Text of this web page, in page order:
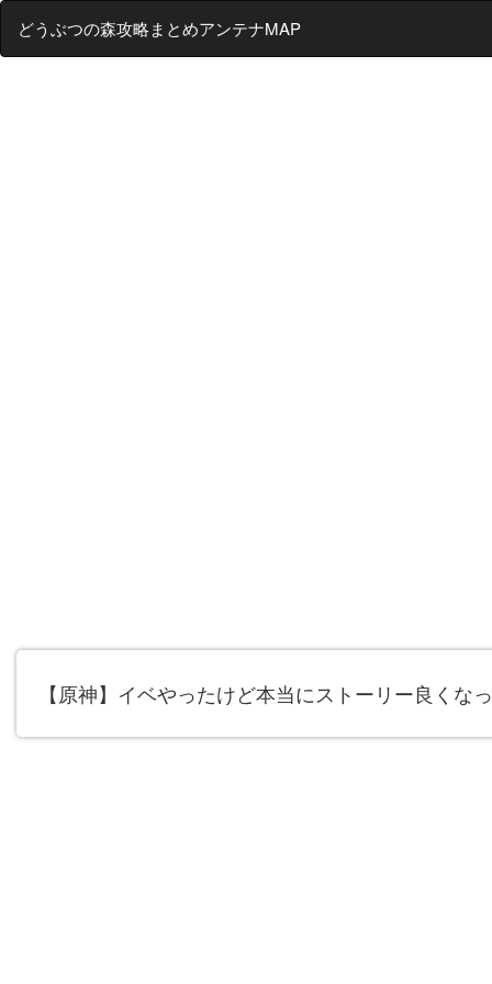
どうぶつの森攻略まとめアンテナMAP
【原神】イベやったけど本当にストーリー良くな